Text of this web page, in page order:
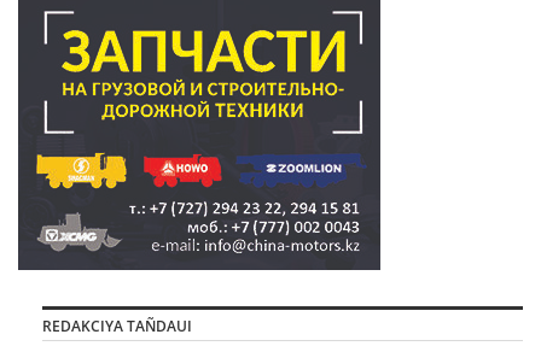
REDAKCIYA TAÑDAUI